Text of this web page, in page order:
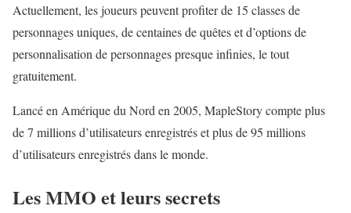
Actuellement, les joueurs peuvent profiter de 15 classes de
personnages uniques, de centaines de quêtes et d’options de
personnalisation de personnages presque infinies, le tout
gratuitement.
Lancé en Amérique du Nord en 2005, MapleStory compte plus
de 7 millions d’utilisateurs enregistrés et plus de 95 millions
d’utilisateurs enregistrés dans le monde.
Les MMO et leurs secrets